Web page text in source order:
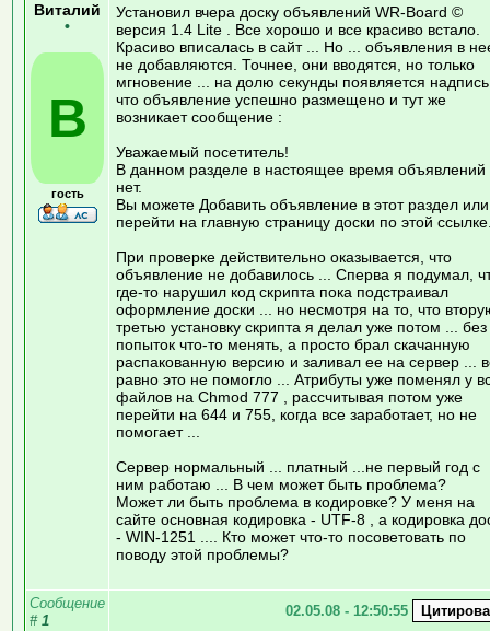
Виталий
•
В
гость
Установил вчера доску объявлений WR-Board ©
версия 1.4 Lite . Все хорошо и все красиво встало.
Красиво вписалась в сайт ... Но ... объявления в
не добавляются. Точнее, они вводятся, но только
мгновение ... на долю секунды появляется
что объявление успешно размещено и тут же
возникает сообщение :
Уважаемый посетитель!
В данном разделе в настоящее время объявлений
нет.
Вы можете Добавить объявление в этот раздел или
перейти на главную страницу доски по этой
При проверке действительно оказывается, что
объявление не добавилось ... Сперва я подумал,
где-то нарушил код скрипта пока подстраивал
оформление доски ... но несмотря на то, что
третью установку скрипта я делал уже потом ... без
попыток что-то менять, а просто брал скачанную
распакованную версию и заливал ее на сервер ...
равно это не помогло ... Атрибуты уже поменял у
файлов на Chmod 777 , рассчитывая потом уже
перейти на 644 и 755, когда все заработает, но не
помогает ...
Сервер нормальный ... платный ...не первый год с
ним работаю ... В чем может быть проблема?
Может ли быть проблема в кодировке? У меня на
сайте основная кодировка - UTF-8 , а кодировка
- WIN-1251 .... Кто может что-то посоветовать по
поводу этой проблемы?
Сообщение
# 1
02.05.08 - 12:50:55